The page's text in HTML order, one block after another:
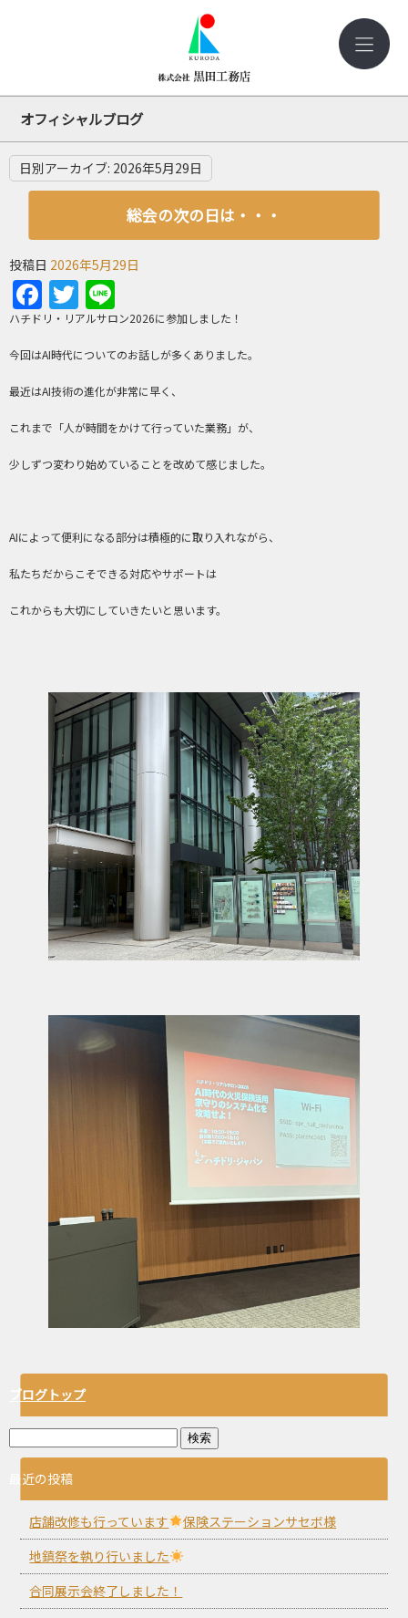
オフィシャルブログ
日別アーカイブ: 2026年5月29日
総会の次の日は・・・
投稿日 2026年5月29日
Facebook
Twitter
ハチドリ・リアルサロン2026に参加しました！
今回はAI時代についてのお話しが多くありました。
最近はAI技術の進化が非常に早く、
これまで「人が時間をかけて行っていた業務」が、
少しずつ変わり始めていることを改めて感じました。
AIによって便利になる部分は積極的に取り入れながら、
私たちだからこそできる対応やサポートは
これからも大切にしていきたいと思います。
ブログトップ
最近の投稿
店舗改修も行っています
保険ステーションサセボ様
地鎮祭を執り行いました
合同展示会終了しました！